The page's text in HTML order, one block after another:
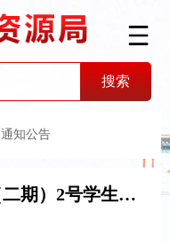
通知公告
陕西理工大学南校区扩建（二期）2号学生宿舍楼项目建设工程规划许可批后公布及公开